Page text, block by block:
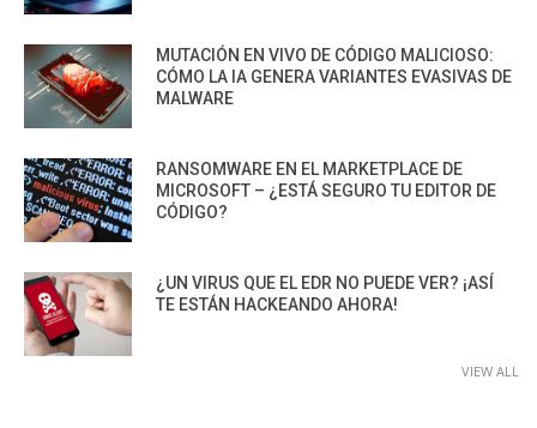
MUTACIÓN EN VIVO DE CÓDIGO MALICIOSO:
CÓMO LA IA GENERA VARIANTES EVASIVAS DE
MALWARE
RANSOMWARE EN EL MARKETPLACE DE
MICROSOFT – ¿ESTÁ SEGURO TU EDITOR DE
CÓDIGO?
¿UN VIRUS QUE EL EDR NO PUEDE VER? ¡ASÍ
TE ESTÁN HACKEANDO AHORA!
VIEW ALL